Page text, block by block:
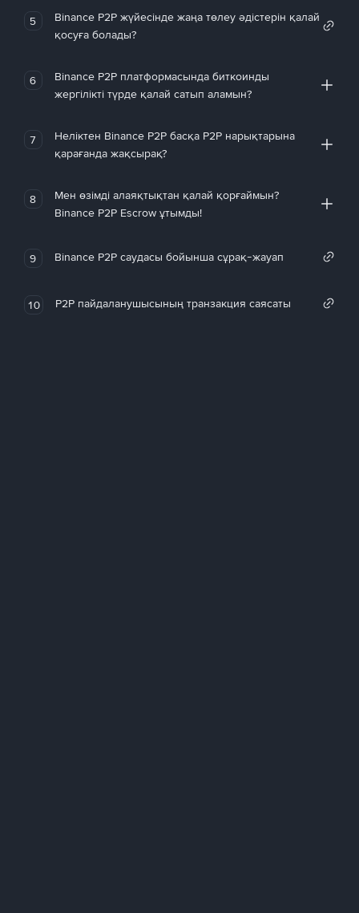
5
Binance P2P жүйесінде жаңа төлеу әдістерін қалай
қосуға болады?
6
Binance P2P платформасында биткоинды
жергілікті түрде қалай сатып аламын?
7
Неліктен Binance P2P басқа P2P нарықтарына
қарағанда жақсырақ?
8
Мен өзімді алаяқтықтан қалай қорғаймын?
Binance P2P Escrow ұтымды!
9 Binance P2P саудасы бойынша сұрақ-жауап
10 P2P пайдаланушысының транзакция саясаты